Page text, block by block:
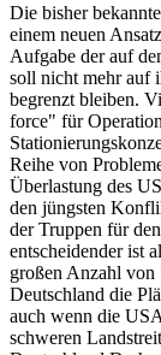
Die bisher
einem neuen
Aufgabe der auf
soll nicht mehr auf
begrenzt bleiben.
force" für
Reihe von
Überlastung des
den jüngsten
der Truppen für
entscheidender ist
großen Anzahl von
Deutschland die
auch wenn die
schweren